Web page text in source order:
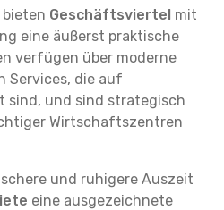
Geschäftsviertel mit
eine äußerst praktische
verfügen über moderne
Services, die auf
sind, und sind strategisch
Wirtschaftszentren
und ruhigere Auszeit
eine ausgezeichnete